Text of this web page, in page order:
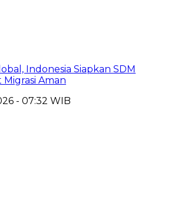
Indonesia Siapkan SDM
Aman
- 07:32 WIB